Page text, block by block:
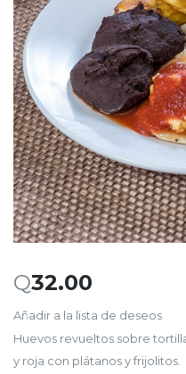
Q32.00
Añadir a la lista de deseos
Huevos revueltos sobre
y roja con plátanos y frijolitos.